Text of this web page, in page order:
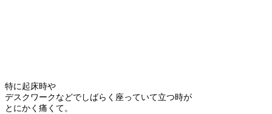
特に起床時や
デスクワークなどでしばらく座っていて立つ時が
とにかく痛くて。